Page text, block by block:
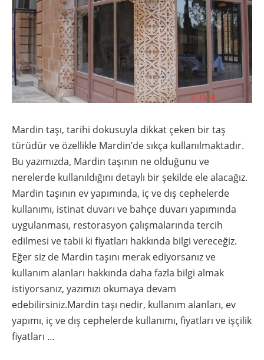
Mardin taşı, tarihi dokusuyla dikkat çeken bir taş
türüdür ve özellikle Mardin’de sıkça kullanılmaktadır.
Bu yazımızda, Mardin taşının ne olduğunu ve
nerelerde kullanıldığını detaylı bir şekilde ele alacağız.
Mardin taşının ev yapımında, iç ve dış cephelerde
kullanımı, istinat duvarı ve bahçe duvarı yapımında
uygulanması, restorasyon çalışmalarında tercih
edilmesi ve tabii ki fiyatları hakkında bilgi vereceğiz.
Eğer siz de Mardin taşını merak ediyorsanız ve
kullanım alanları hakkında daha fazla bilgi almak
istiyorsanız, yazımızı okumaya devam
edebilirsiniz.Mardin taşı nedir, kullanım alanları, ev
yapımı, iç ve dış cephelerde kullanımı, fiyatları ve işçilik
fiyatları …